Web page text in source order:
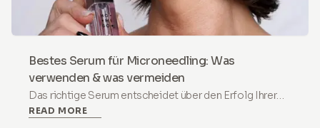
Bestes Serum für Microneedling: Was
verwenden & was vermeiden
Das richtige Serum entscheidet über den Erfolg Ihrer
Microneedling-Ergebnisse. Erfahren Sie, welche
READ MORE